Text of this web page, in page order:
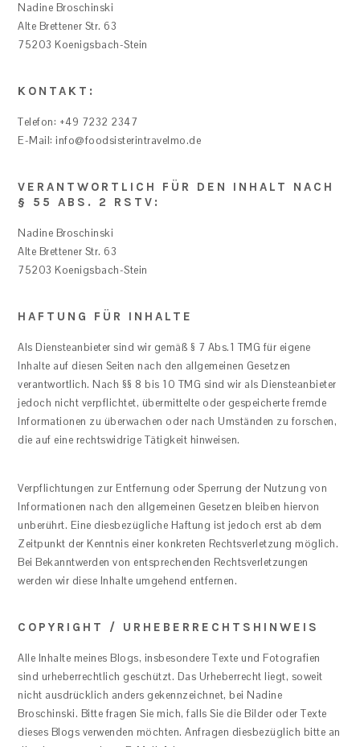
Nadine Broschinski
Alte Brettener Str. 63
75203 Koenigsbach-Stein
KONTAKT:
Telefon: +49 7232 2347
E-Mail: info@foodsisterintravelmo.de
VERANTWORTLICH FÜR DEN INHALT NACH
§ 55 ABS. 2 RSTV:
Nadine Broschinski
Alte Brettener Str. 63
75203 Koenigsbach-Stein
HAFTUNG FÜR INHALTE
Als Diensteanbieter sind wir gemäß § 7 Abs.1 TMG für eigene
Inhalte auf diesen Seiten nach den allgemeinen Gesetzen
verantwortlich. Nach §§ 8 bis 10 TMG sind wir als Diensteanbieter
jedoch nicht verpflichtet, übermittelte oder gespeicherte fremde
Informationen zu überwachen oder nach Umständen zu forschen,
die auf eine rechtswidrige Tätigkeit hinweisen.
Verpflichtungen zur Entfernung oder Sperrung der Nutzung von
Informationen nach den allgemeinen Gesetzen bleiben hiervon
unberührt. Eine diesbezügliche Haftung ist jedoch erst ab dem
Zeitpunkt der Kenntnis einer konkreten Rechtsverletzung möglich.
Bei Bekanntwerden von entsprechenden Rechtsverletzungen
werden wir diese Inhalte umgehend entfernen.
COPYRIGHT / URHEBERRECHTSHINWEIS
Alle Inhalte meines Blogs, insbesondere Texte und Fotografien
sind urheberrechtlich geschützt. Das Urheberrecht liegt, soweit
nicht ausdrücklich anders gekennzeichnet, bei Nadine
Broschinski. Bitte fragen Sie mich, falls Sie die Bilder oder Texte
dieses Blogs verwenden möchten. Anfragen diesbezüglich bitte an